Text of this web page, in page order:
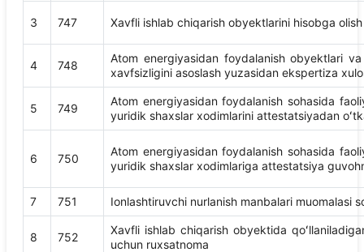
3 747 Xavfli ishlab chiqarish obyektlarini hisobga
4 748
Atom energiyasidan foydalanish obyektlari
xavfsizligini asoslash yuzasidan ekspertiza
5 749
Atom energiyasidan foydalanish sohasida
yuridik shaxslar xodimlarini attestatsiyadan
6 750
Atom energiyasidan foydalanish sohasida
yuridik shaxslar xodimlariga attestatsiya
7 751 Ionlashtiruvchi nurlanish manbalari muomalasi
8 752
Xavfli ishlab chiqarish obyektida
uchun ruxsatnoma